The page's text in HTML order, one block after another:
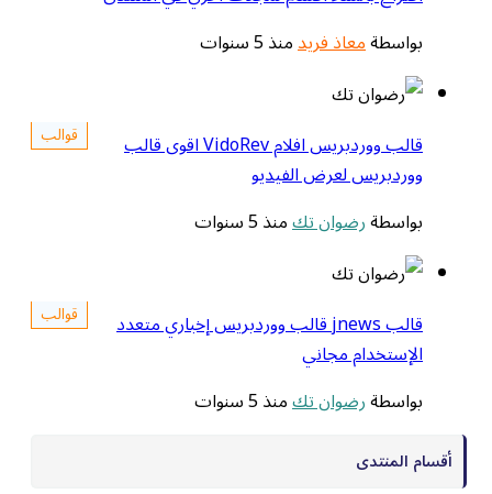
بواسطةمعاذ فريدمنذ 5 سنوات
قوالب قالب ووردبريس افلام VidoRev اقوى قالب
ووردبريس لعرض الفيديو
بواسطةرضوان تكمنذ 5 سنوات
قوالب قالب jnews قالب ووردبريس إخباري متعدد
الإستخدام مجاني
بواسطةرضوان تكمنذ 5 سنوات
أقسام المنتدى